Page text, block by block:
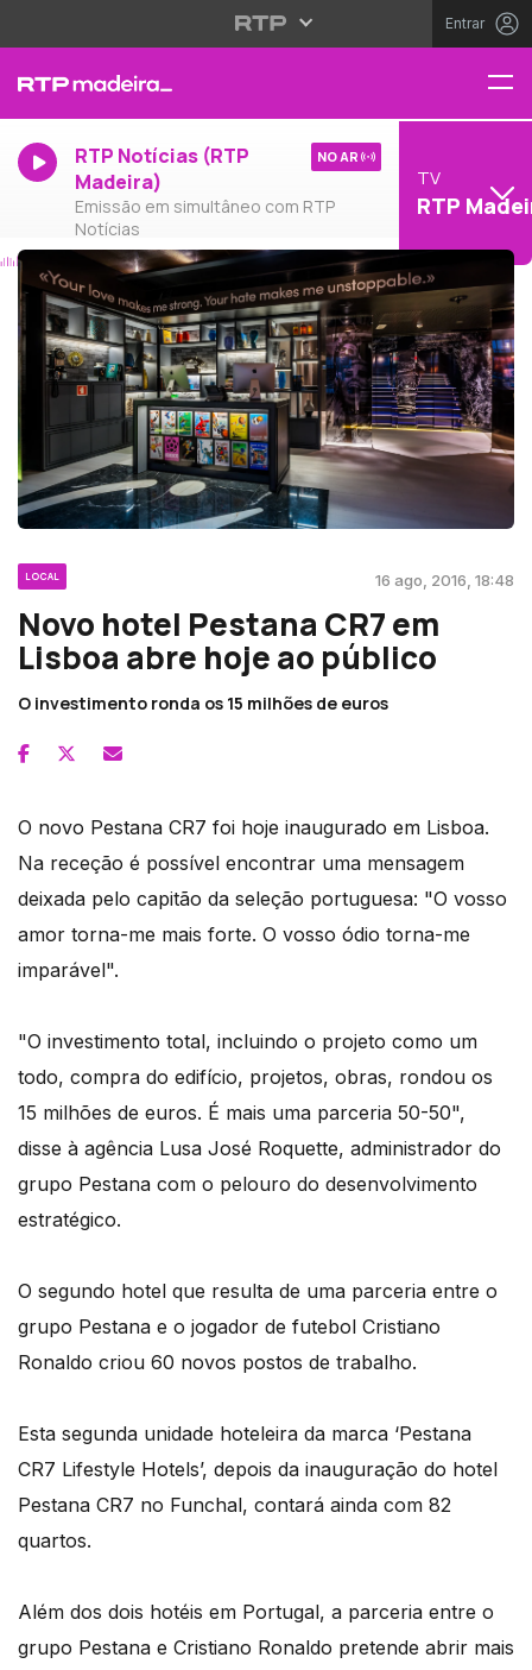
Entrar
RTP Notícias (RTP
Madeira)
Emissão em simultâneo com RTP
Notícias
NO AR
TV
RTP
LOCAL 16 ago, 2016, 18:48
Novo hotel Pestana CR7 em
Lisboa abre hoje ao público
O investimento ronda os 15 milhões de euros
O novo Pestana CR7 foi hoje inaugurado em Lisboa.
Na receção é possível encontrar uma mensagem
deixada pelo capitão da seleção portuguesa: "O vosso
amor torna-me mais forte. O vosso ódio torna-me
imparável".
"O investimento total, incluindo o projeto como um
todo, compra do edifício, projetos, obras, rondou os
15 milhões de euros. É mais uma parceria 50-50",
disse à agência Lusa José Roquette, administrador do
grupo Pestana com o pelouro do desenvolvimento
estratégico.
O segundo hotel que resulta de uma parceria entre o
grupo Pestana e o jogador de futebol Cristiano
Ronaldo criou 60 novos postos de trabalho.
Esta segunda unidade hoteleira da marca ‘Pestana
CR7 Lifestyle Hotels’, depois da inauguração do hotel
Pestana CR7 no Funchal, contará ainda com 82
quartos.
Além dos dois hotéis em Portugal, a parceria entre o
grupo Pestana e Cristiano Ronaldo pretende abrir mais